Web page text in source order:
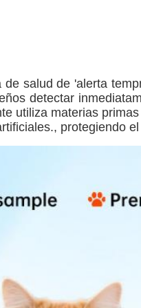
salud de 'alerta
detectar
utiliza materias
protegiendo